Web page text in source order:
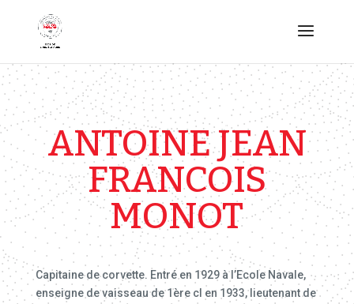
ANTOINE JEAN
FRANCOIS
MONOT
Capitaine de corvette. Entré en 1929 à l’Ecole Navale,
enseigne de vaisseau de 1ère cl en 1933, lieutenant de